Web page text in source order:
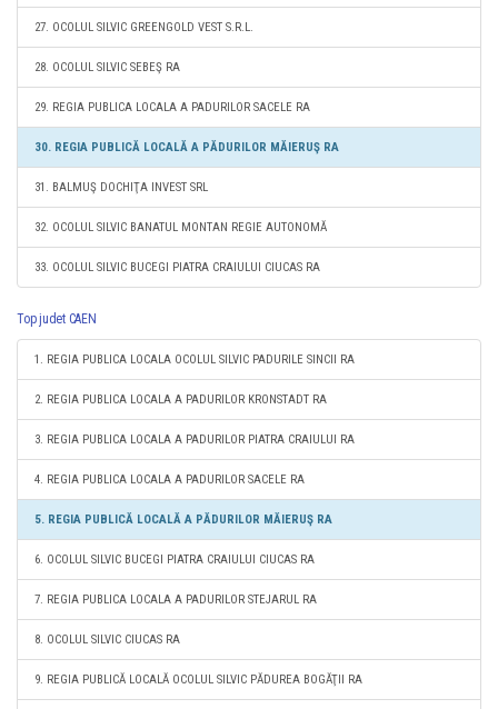
27. OCOLUL SILVIC GREENGOLD VEST S.R.L.
28. OCOLUL SILVIC SEBEŞ RA
29. REGIA PUBLICA LOCALA A PADURILOR SACELE RA
30. REGIA PUBLICĂ LOCALĂ A PĂDURILOR MĂIERUŞ RA
31. BALMUŞ DOCHIŢA INVEST SRL
32. OCOLUL SILVIC BANATUL MONTAN REGIE AUTONOMĂ
33. OCOLUL SILVIC BUCEGI PIATRA CRAIULUI CIUCAS RA
Top judet CAEN
1. REGIA PUBLICA LOCALA OCOLUL SILVIC PADURILE SINCII RA
2. REGIA PUBLICA LOCALA A PADURILOR KRONSTADT RA
3. REGIA PUBLICA LOCALA A PADURILOR PIATRA CRAIULUI RA
4. REGIA PUBLICA LOCALA A PADURILOR SACELE RA
5. REGIA PUBLICĂ LOCALĂ A PĂDURILOR MĂIERUŞ RA
6. OCOLUL SILVIC BUCEGI PIATRA CRAIULUI CIUCAS RA
7. REGIA PUBLICA LOCALA A PADURILOR STEJARUL RA
8. OCOLUL SILVIC CIUCAS RA
9. REGIA PUBLICĂ LOCALĂ OCOLUL SILVIC PĂDUREA BOGĂŢII RA